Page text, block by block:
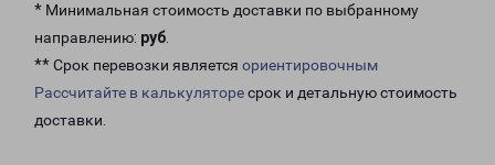
* Минимальная стоимость доставки по выбранному
направлению: руб.
** Срок перевозки является ориентировочным
Рассчитайте в калькуляторесрок и детальную стоимость
доставки.